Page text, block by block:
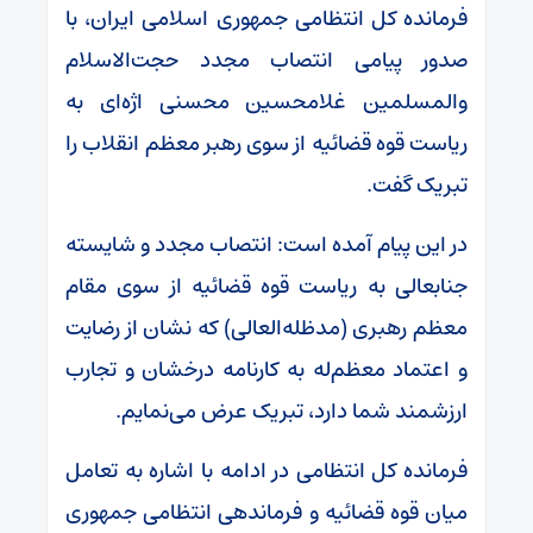
فرمانده کل انتظامی جمهوری اسلامی ایران، با
صدور پیامی انتصاب مجدد حجت‌الاسلام
والمسلمین غلامحسین محسنی اژه‌ای به
ریاست قوه قضائیه از سوی رهبر معظم انقلاب را
تبریک گفت.
در این پیام آمده است: انتصاب مجدد و شایسته
جنابعالی به ریاست قوه قضائیه از سوی مقام
معظم رهبری (مدظله‌العالی) که نشان از رضایت
و اعتماد معظم‌له به کارنامه درخشان و تجارب
ارزشمند شما دارد، تبریک عرض می‌نمایم.
فرمانده کل انتظامی در ادامه با اشاره به تعامل
میان قوه قضائیه و فرماندهی انتظامی جمهوری